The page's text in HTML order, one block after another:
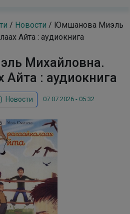
/ Новости / Юмшанова Миэль
Айта : аудиокнига
Михайловна.
Айта : аудиокнига
Новости 07.07.2026 - 05:32